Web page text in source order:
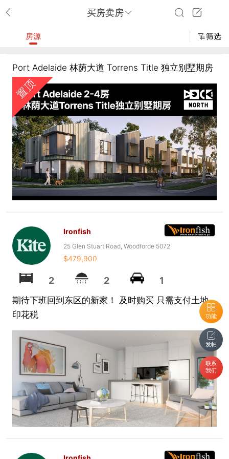
买房卖房
功能
发帖
联系
我们
房源 筛选
Port Adelaide 林荫大道 Torrens Title 独立别墅期房
Ironfish
25 Glen Stuart Road, Woodforde 5072
$479,900
2 2 1
期待下班回到东区的新家！ 及时购买 只需支付土地
印花税